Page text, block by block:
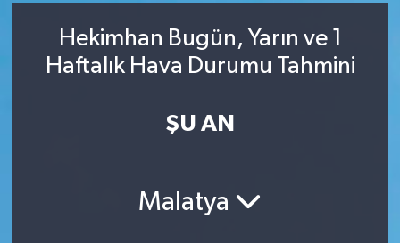
Hekimhan Bugün, Yarın ve 1
Haftalık Hava Durumu Tahmini
ŞU AN
Malatya
RESMİ İLAN
BİLİM VE TEKNOLOJİ
RESMİ İLAN
Yaşam